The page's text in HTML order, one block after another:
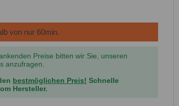
Preise bitten wir Sie, unseren
anzufragen.
bestmöglichen Preis! Schnelle
Hersteller.